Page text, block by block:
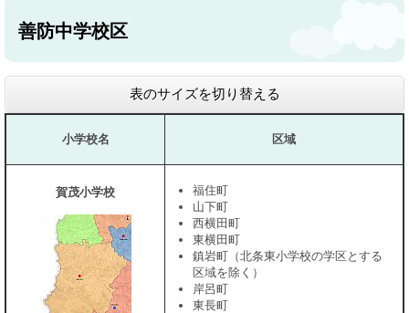
善防中学校区
表のサイズを切り替える
小学校名 区域
賀茂小学校
福住町
山下町
西横田町
東横田町
鎮岩町（北条東小学校の学区とする
区域を除く）
岸呂町
東長町